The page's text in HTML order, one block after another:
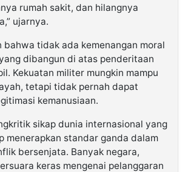
rumah sakit, dan hilangnya
ujarnya.
bahwa tidak ada kemenangan moral
dibangun di atas penderitaan
Kekuatan militer mungkin mampu
tetapi tidak pernah dapat
kemanusiaan.
sikap dunia internasional yang
menerapkan standar ganda dalam
bersenjata. Banyak negara,
keras mengenai pelanggaran